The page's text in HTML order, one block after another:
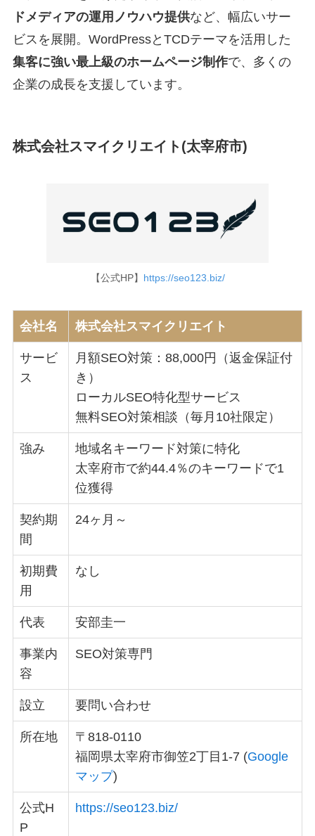
ドメディアの運用ノウハウ提供など、幅広いサー
ビスを展開。WordPressとTCDテーマを活用した
集客に強い最上級のホームページ制作で、多くの
企業の成長を支援しています。
株式会社スマイクリエイト(太宰府市)
【公式HP】 https://seo123.biz/
会社名 株式会社スマイクリエイト
サービ
ス
月額SEO対策：88,000円（返金保証付
き）
ローカルSEO特化型サービス
無料SEO対策相談（毎月10社限定）
強み
地域名キーワード対策に特化
太宰府市で約44.4％のキーワードで1
位獲得
契約期
間
24ヶ月～
初期費
用
なし
代表 安部圭一
事業内
容
SEO対策専門
設立 要問い合わせ
所在地
〒818-0110
福岡県太宰府市御笠2丁目1-7 (Google
マップ)
公式H
P
https://seo123.biz/